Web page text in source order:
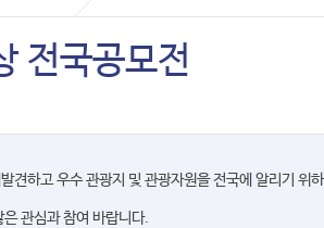
전국공모전
견하고 우수 관광지 및 관광자원을 전국에 알리기 위
관심과 참여 바랍니다.